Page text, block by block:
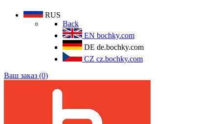
RUS
Back
EN bochky.com
DE de.bochky.com
CZ cz.bochky.com
Ваш заказ (0)